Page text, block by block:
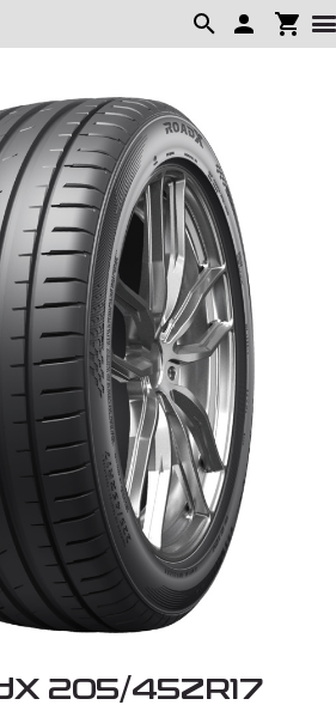
205/45ZR17